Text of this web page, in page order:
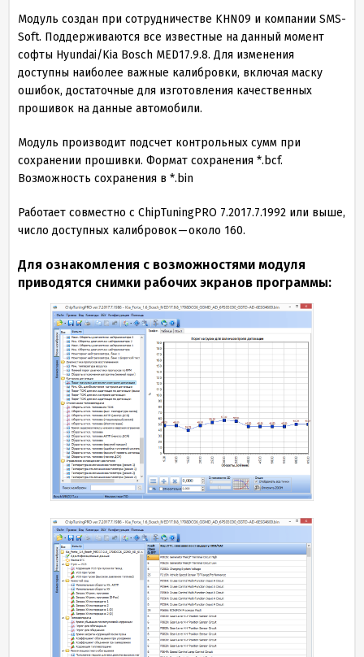
Модуль создан при сотрудничестве KHN09 и компании SMS-
Soft. Поддерживаются все известные на данный момент
софты Hyundai/Kia Bosch MED17.9.8. Для изменения
доступны наиболее важные калибровки, включая маску
ошибок, достаточные для изготовления качественных
прошивок на данные автомобили.
Модуль производит подсчет контрольных сумм при
сохранении прошивки. Формат сохранения *.bcf.
Возможность сохранения в *.bin
Работает совместно с ChipTuningPRO 7.2017.7.1992 или выше,
число доступных калибровок — около 160.
Для ознакомления с возможностями модуля
приводятся снимки рабочих экранов программы: